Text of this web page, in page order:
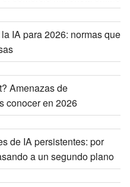
IA para 2026: normas que
Amenazas de
conocer en 2026
de IA persistentes: por
a un segundo plano